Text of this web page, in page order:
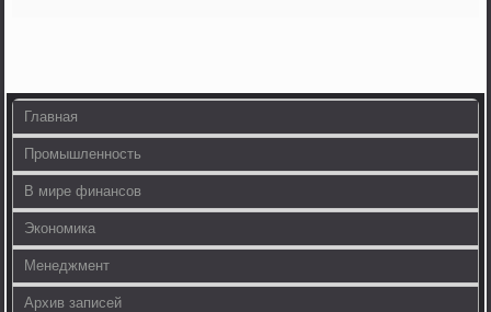
Главная
Промышленность
В мире финансов
Экономика
Менеджмент
Архив записей